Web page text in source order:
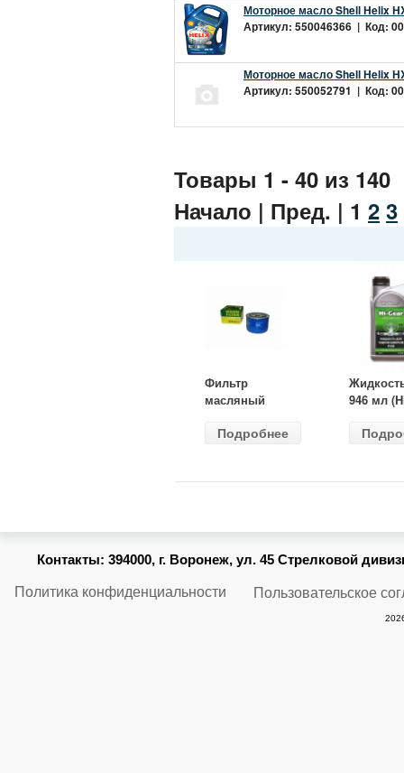
Моторное масло Shell Helix
Артикул: 550046366 | Код:
Моторное масло Shell Helix
Артикул: 550052791 | Код:
Товары 1 - 40 из 140
Начало | Пред. | 1 2 3
Фильтр
масляный
(MANN) W
Подробнее
946 мл
Контакты: 394000, г. Воронеж, ул. 45 Стрелковой
Политика конфиденциальности Пользовательское